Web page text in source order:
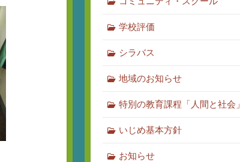
学校評価
シラバス
地域のお知らせ
特別の教育課程「人間と社会」
いじめ基本方針
お知らせ